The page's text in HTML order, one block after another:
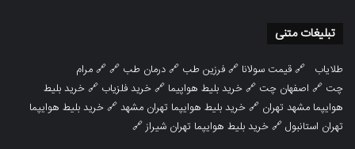
تبلیغات متنی
طلایاب 🔗قیمت سولانا 🔗فرزین طب 🔗درمان طب 🔗 🔗مرام
چت 🔗 اصفهان چت 🔗خرید بلیط هواپیما 🔗خرید فلزیاب 🔗خرید بلیط
هوایپما مشهد تهران 🔗خرید بلیط هوایپما تهران مشهد🔗خرید بلیط هوایپما
تهران استانبول🔗خرید بلیط هوایپما تهران شیراز🔗